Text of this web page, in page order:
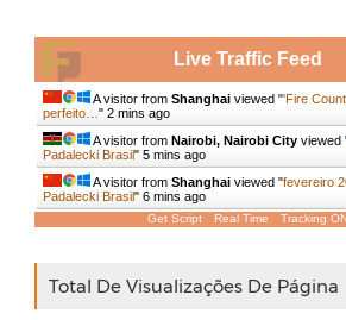
Live Traffic Feed
A visitor from Shanghaiviewed "'Fire
perfeito… " 2 mins ago
A visitor from Nairobi, Nairobi Cityviewed
Padalecki Brasil" 5 mins ago
A visitor from Shanghaiviewed "fevereiro
Padalecki Brasil" 6 mins ago
Get Script Real Time Tracking
Total De Visualizações De Página